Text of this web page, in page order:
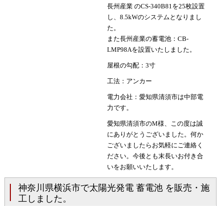
長州産業 のCS-340B81を25枚設置
し、8.5kWのシステムとなりまし
た。
また長州産業の蓄電池：CB-
LMP98Aを設置いたしました。
屋根の勾配：3寸
工法：アンカー
電力会社：愛知県清須市は中部電
力です。
愛知県清須市のM様、この度は誠
にありがとうございました。何か
ございましたらお気軽にご連絡く
ださい。今後とも末長いお付き合
いをお願いいたします。
神奈川県横浜市で太陽光発電 蓄電池 を販売・施
工しました。